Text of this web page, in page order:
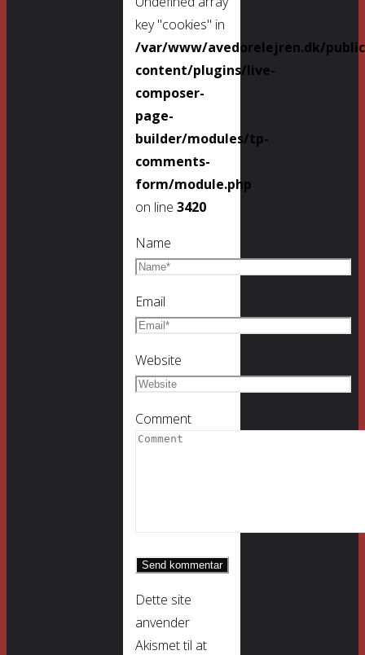
key "cookies" in
/var/www/avedorelejren.dk/
content/plugins/live-
composer-
page-
builder/modules/tp-
comments-
form/module.php
on line 3420
Name
Email
Website
Comment
Dette site
anvender
Akismet til at